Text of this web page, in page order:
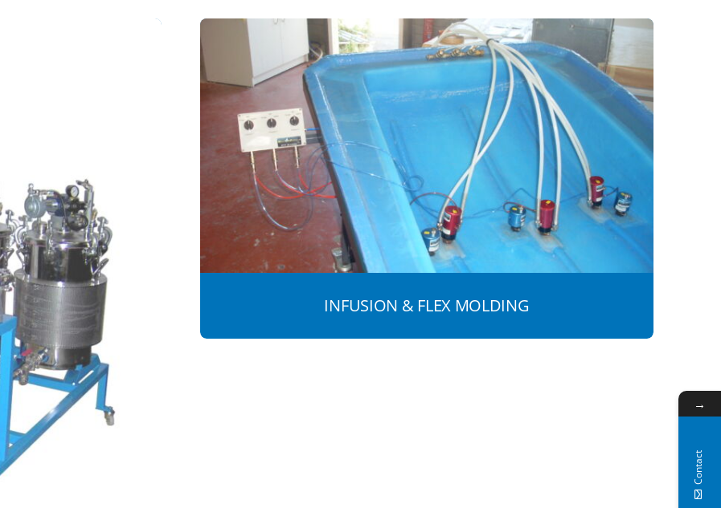
INFUSION & FLEX MOLDING
→
Contact